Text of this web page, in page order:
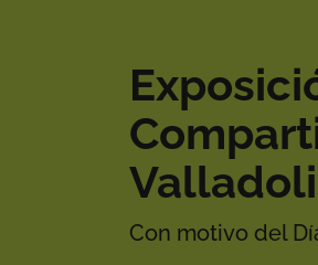
Con motivo del